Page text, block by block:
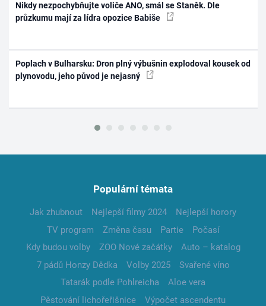
Nikdy nezpochybňujte voliče ANO, smál se Staněk. Dle
průzkumu mají za lídra opozice Babiše
Poplach v Bulharsku: Dron plný výbušnin explodoval kousek od
plynovodu, jeho původ je nejasný
Populární témata
Jak zhubnout Nejlepší filmy 2024
Nejlepší horory
TV program
Změna času Partie
Počasí
Kdy budou volby
ZOO Nové začátky
Auto – katalog
7 pádů Honzy Dědka
Volby 2025
Svařené víno
Tatarák podle Pohlreicha
Aloe vera
Pěstování lichořeřišnice
Výpočet ascendentu